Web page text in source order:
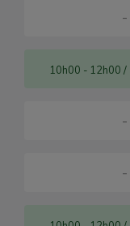
-
10h00 - 12h00
-
-